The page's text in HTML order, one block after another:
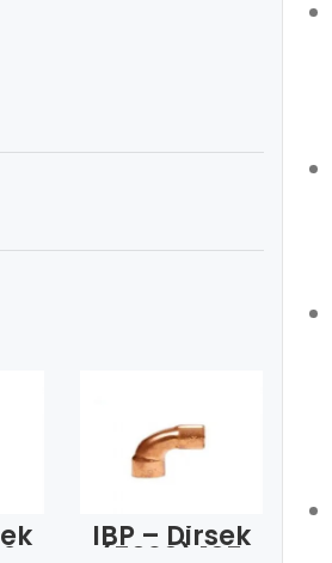
IBP – Dirsek